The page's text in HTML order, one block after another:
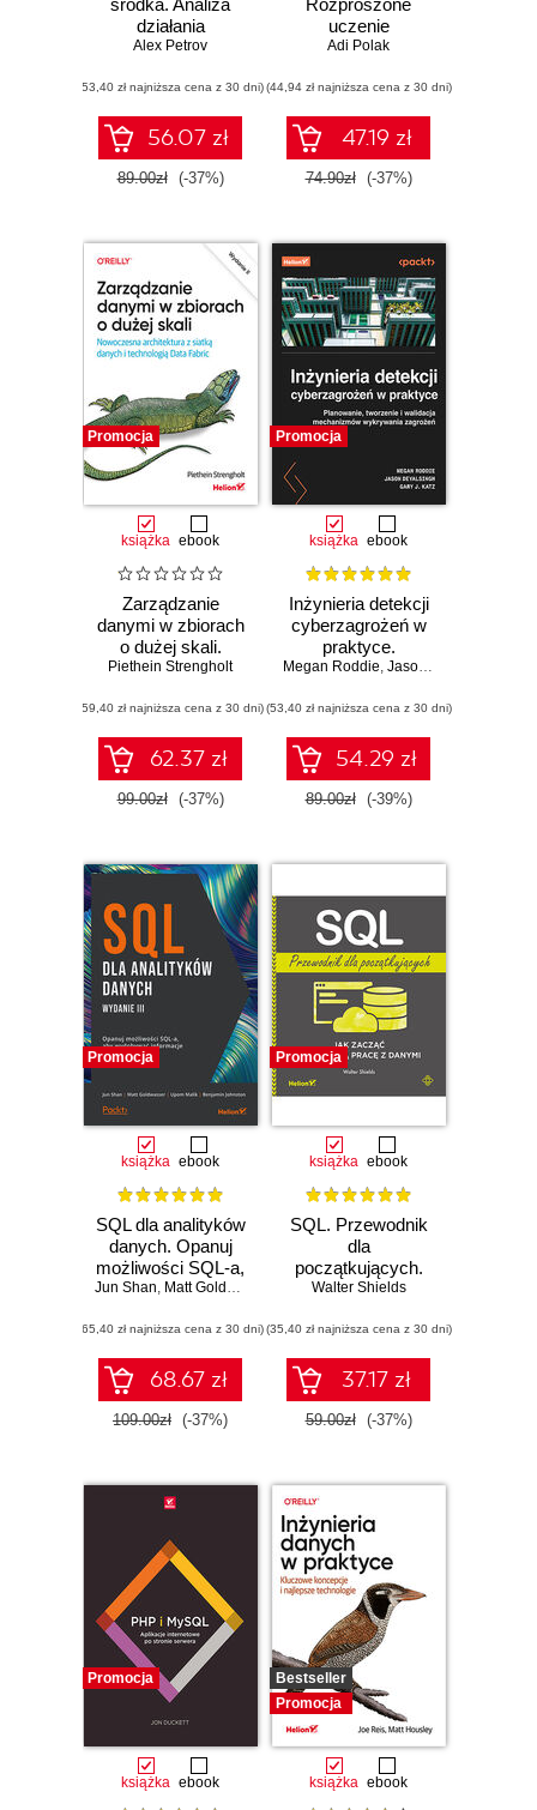
środka. Analiza
działania
rozproszonych
Alex Petrov
(53,40 zł najniższa cena z 30 dni)
56.07 zł
89.00zł (-37%)
Rozproszone
uczenie
maszynowe na
korzystać z MLlib,
TensorFlow i
PyTorch
Adi Polak
(44,94 zł najniższa cena z 30 dni)
47.19 zł
74.90zł (-37%)
Promocja
książka ebook
Zarządzanie
danymi w zbiorach
o dużej skali.
Nowoczesna
siatką danych i
technologią Data
Fabric. Wydanie II
Piethein Strengholt
(59,40 zł najniższa cena z 30 dni)
62.37 zł
99.00zł (-37%)
Promocja
książka ebook
Inżynieria detekcji
cyberzagrożeń w
praktyce.
Planowanie,
walidacja
mechanizmów
wykrywania
zagrożeń
Megan Roddie, Jason Deyalsingh
(53,40 zł najniższa cena z 30 dni)
54.29 zł
89.00zł (-39%)
Promocja
książka ebook
SQL dla analityków
danych. Opanuj
możliwości SQL-a,
aby wydobywać
danych. Wydanie
III
Jun Shan, Matt Goldwasser Upom Malik ,Benjamin Johnston
(65,40 zł najniższa cena z 30 dni)
68.67 zł
109.00zł (-37%)
Promocja
książka ebook
SQL. Przewodnik
dla
początkujących.
Jak zacząć
danymi
Walter Shields
(35,40 zł najniższa cena z 30 dni)
37.17 zł
59.00zł (-37%)
Promocja
książka ebook
Bestseller
Promocja
książka ebook